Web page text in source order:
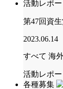
活動レポー
第47回資
2023.06.14
すべて 海
活動レポー
各種募集